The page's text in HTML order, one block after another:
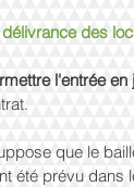
des
l'entrée
que le
été prévu dans